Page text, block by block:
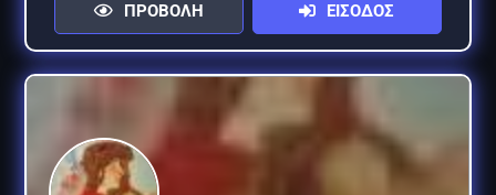
ΠΡΟΒΟΛΗ ΕΙΣΟΔΟΣ